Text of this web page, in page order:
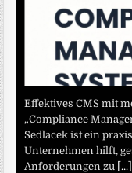
Effektives CMS mit
„Compliance
Sedlacek ist ein
Unternehmen hilft,
Anforderungen zu [...]